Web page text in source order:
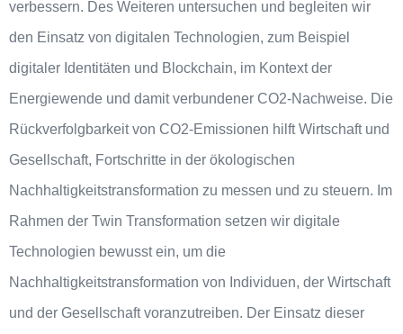
verbessern. Des Weiteren untersuchen und begleiten wir
den Einsatz von digitalen Technologien, zum Beispiel
digitaler Identitäten und Blockchain, im Kontext der
Energiewende und damit verbundener CO2-Nachweise. Die
Rückverfolgbarkeit von CO2-Emissionen hilft Wirtschaft und
Gesellschaft, Fortschritte in der ökologischen
Nachhaltigkeitstransformation zu messen und zu steuern. Im
Rahmen der Twin Transformation setzen wir digitale
Technologien bewusst ein, um die
Nachhaltigkeitstransformation von Individuen, der Wirtschaft
und der Gesellschaft voranzutreiben. Der Einsatz dieser